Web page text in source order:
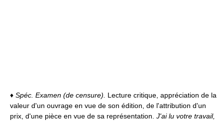
♦ Spéc. Examen (de censure). Lecture critique, appréciation de la
valeur d'un ouvrage en vue de son édition, de l'attribution d'un
prix, d'une pièce en vue de sa représentation. J'ai lu votre travail,